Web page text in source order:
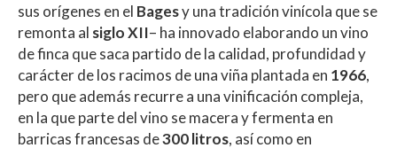
sus orígenes en el Bagesy una tradición vinícola que se
remonta al siglo XII– ha innovado elaborando un vino
de finca que saca partido de la calidad, profundidad y
carácter de los racimos de una viña plantada en 1966,
pero que además recurre a una vinificación compleja,
en la que parte del vino se macera y fermenta en
barricas francesas de300 litros, así como en